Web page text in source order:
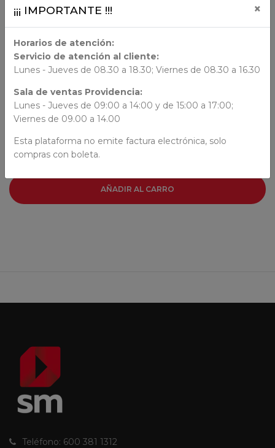
ORIGEN
Chile
AUTORES
N/N
AÑADIR AL CARRO
Teléfono: 600 381 1312
¡¡¡ IMPORTANTE !!! ×
Horarios de atención:
Servicio de atención al cliente:
Lunes - Jueves de 08.30 a 18.30; Viernes de 08.30 a 16.30
Sala de ventas Providencia:
Lunes - Jueves de 09:00 a 14:00 y de 15:00 a 17:00;
Viernes de 09.00 a 14.00
Esta plataforma no emite factura electrónica, solo
compras con boleta.